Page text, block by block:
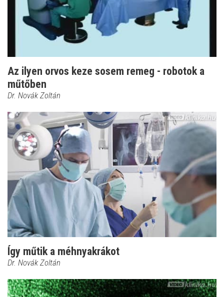
Az ilyen orvos keze sosem remeg - robotok a
műtőben
Dr. Novák Zoltán
Így műtik a méhnyakrákot
Dr. Novák Zoltán